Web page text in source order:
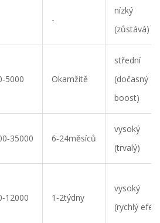
-
nízký
(zůstává)
Okamžitě
střední
(dočasný
boost)
6‑24měsíců
vysoký
(trvalý)
1‑2týdny
vysoký
(rychlý